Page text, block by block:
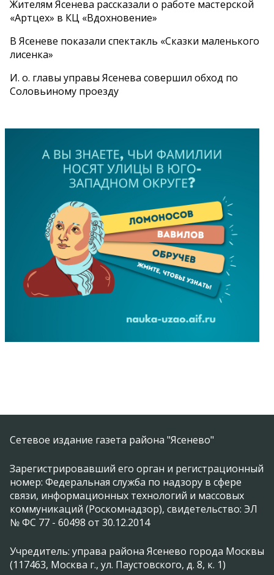
Жителям Ясенева рассказали о работе мастерской
«Артцех» в КЦ «Вдохновение»
В Ясеневе показали спектакль «Сказки маленького
лисенка»
И. о. главы управы Ясенева совершил обход по
Соловьиному проезду
Сетевое издание газета района "Ясенево"
Зарегистрировавший его орган и регистрационный
номер: Федеральная служба по надзору в сфере
связи, информационных технологий и массовых
коммуникаций (Роскомнадзор), свидетельство: ЭЛ
№ ФС 77 - 60498 от 30.12.2014
Учредитель: управа района Ясенево города Москвы
(117463, Москва г., ул. Паустовского, д. 8, к. 1)